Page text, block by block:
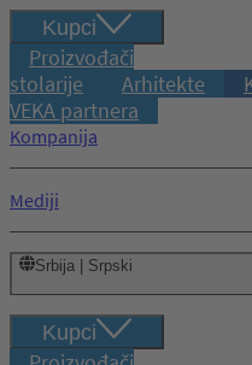
Kupci
Proizvođači
stolarije
Arhitekte
VEKA partnera
Kompanija
Mediji
Srbija | Srpski
Kupci